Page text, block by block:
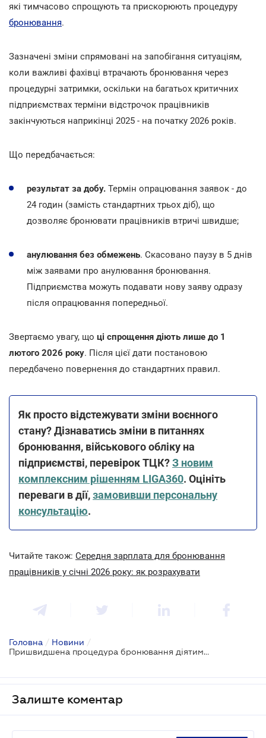
які тимчасово спрощують та прискорюють процедуру
бронювання.
Зазначені зміни спрямовані на запобігання ситуаціям,
коли важливі фахівці втрачають бронювання через
процедурні затримки, оскільки на багатьох критичних
підприємствах терміни відстрочок працівників
закінчуються наприкінці 2025 - на початку 2026 років.
Що передбачається:
результат за добу. Термін опрацювання заявок - до
24 годин (замість стандартних трьох діб), що
дозволяє бронювати працівників втричі швидше;
анулювання без обмежень. Скасовано паузу в 5 днів
між заявами про анулювання бронювання.
Підприємства можуть подавати нову заяву одразу
після опрацювання попередньої.
Звертаємо увагу, що ці спрощення діють лише до 1
лютого 2026 року. Після цієї дати постановою
передбачено повернення до стандартних правил.
Як просто відстежувати зміни воєнного
стану? Дізнаватись зміни в питаннях
бронювання, військового обліку на
підприємстві, перевірок ТЦК?З новим
комплексним рішенням LIGA360. Оцініть
переваги в дії,замовивши персональну
консультацію.
Читайте також: Середня зарплата для бронювання
працівників у січні 2026 року: як розрахувати
Головна / Новини /
Пришвидшена процедура бронювання діятиме до 1 лютого
Залиште коментар